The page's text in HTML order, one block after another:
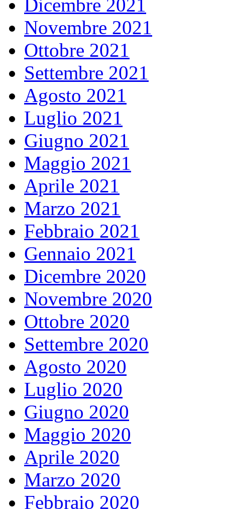
Dicembre 2021
Novembre 2021
Ottobre 2021
Settembre 2021
Agosto 2021
Luglio 2021
Giugno 2021
Maggio 2021
Aprile 2021
Marzo 2021
Febbraio 2021
Gennaio 2021
Dicembre 2020
Novembre 2020
Ottobre 2020
Settembre 2020
Agosto 2020
Luglio 2020
Giugno 2020
Maggio 2020
Aprile 2020
Marzo 2020
Febbraio 2020